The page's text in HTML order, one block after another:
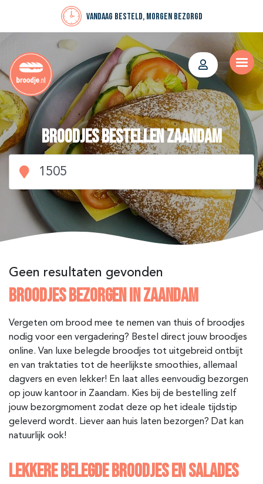
Vandaag besteld, morgen bezorgd
Broodjes bestellen Zaandam
Geen resultaten gevonden
BROODJES BEZORGEN IN ZAANDAM
Vergeten om brood mee te nemen van thuis of broodjes
nodig voor een vergadering? Bestel direct jouw broodjes
online. Van luxe belegde broodjes tot uitgebreid ontbijt
en van traktaties tot de heerlijkste smoothies, allemaal
dagvers en even lekker! En laat alles eenvoudig bezorgen
op jouw kantoor in Zaandam. Kies bij de bestelling zelf
jouw bezorgmoment zodat deze op het ideale tijdstip
geleverd wordt. Liever aan huis laten bezorgen? Dat kan
natuurlijk ook!
LEKKERE BELEGDE BROODJES EN SALADES